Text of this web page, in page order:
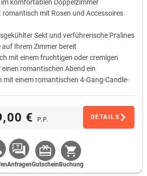
komfortablen Doppelzimmer
romantisch mit Rosen und Accessoires
Sekt und verführerische Pralines
auf Ihrem Zimmer bereit
mit einem fruchtigen oder cremigen
romantischen Abend ein
mit einem romantischen 4-Gang-Candle-
auf Wunsch als Bettfrühstück auf das
€ P.P. DETAILS
AnfragenGutschein Buchung